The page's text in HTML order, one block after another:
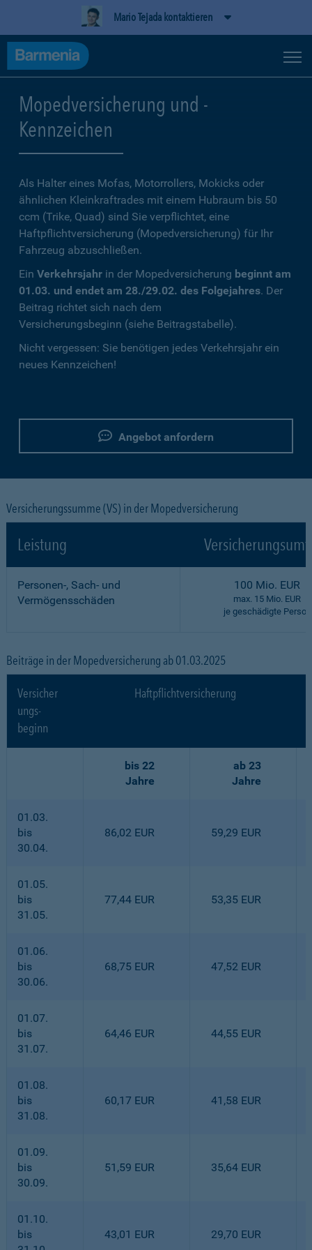
Mario Tejada kontaktieren
Mopedversicherung und -
Kennzeichen
Als Halter eines Mofas, Motorrollers, Mokicks oder
ähnlichen Kleinkraftrades mit einem Hubraum bis 50
ccm (Trike, Quad) sind Sie verpflichtet, eine
Haftpflichtversicherung (Mopedversicherung) für Ihr
Fahrzeug abzuschließen.
Ein Verkehrsjahr in der Mopedversicherung beginnt am
01.03. und endet am 28./29.02. des Folgejahres. Der
Beitrag richtet sich nach dem
Versicherungsbeginn (siehe Beitragstabelle).
Nicht vergessen: Sie benötigen jedes Verkehrsjahr ein
neues Kennzeichen!
Angebot anfordern
Versicherungssumme (VS) in der Mopedversicherung
Leistung
Personen-, Sach- und
Vermögensschäden
100 Mio. EUR
max. 15 Mio. EUR
je geschädigte Person
Beiträge in der Mopedversicherung ab 01.03.2025
Versicher
ungs-
beginn
Haftpflichtversicherung
bis 22
Jahre
ab 23
Jahre
01.03.
bis
30.04.
86,02 EUR 59,29 EUR
01.05.
bis
31.05.
77,44 EUR 53,35 EUR
01.06.
bis
30.06.
68,75 EUR 47,52 EUR
01.07.
bis
31.07.
64,46 EUR 44,55 EUR
01.08.
bis
31.08.
60,17 EUR 41,58 EUR
01.09.
bis
30.09.
51,59 EUR 35,64 EUR
01.10.
bis
43,01 EUR 29,70 EUR